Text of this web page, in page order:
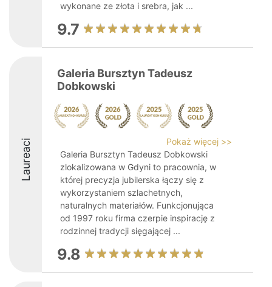
wykonane ze złota i srebra, jak ...
9.7
Laureaci
Galeria Bursztyn Tadeusz
Dobkowski
Pokaż więcej >>
Galeria Bursztyn Tadeusz Dobkowski
zlokalizowana w Gdyni to pracownia, w
której precyzja jubilerska łączy się z
wykorzystaniem szlachetnych,
naturalnych materiałów. Funkcjonująca
od 1997 roku firma czerpie inspirację z
rodzinnej tradycji sięgającej ...
9.8